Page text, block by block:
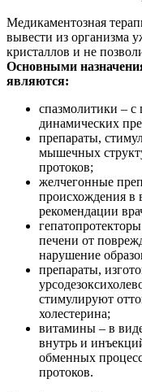
Медикаментозная
вывести из организма
кристаллов и не
Основными
являются:
спазмолитики – с
динамических
препараты,
мышечных
протоков;
желчегонные
происхождения в
рекомендации
печени от
нарушение
препараты,
стимулируют
холестерина;
витамины – в
внутрь и
обменных
протоков.